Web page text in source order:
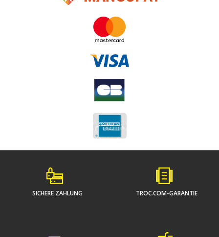
SICHERE ZAHLUNG TROC.COM-GARANTIE